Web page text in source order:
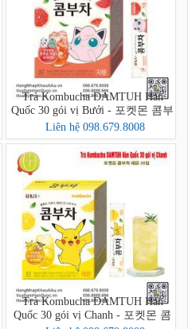
Trà Kombucha DAMTUH Hàn
Quốc 30 gói vị Bưởi - 포켓몬 콤부
차 자몽 30입
Liên hệ 098.679.8008
Trà Kombucha DAMTUH Hàn
Quốc 30 gói vị Chanh - 포켓몬 콤